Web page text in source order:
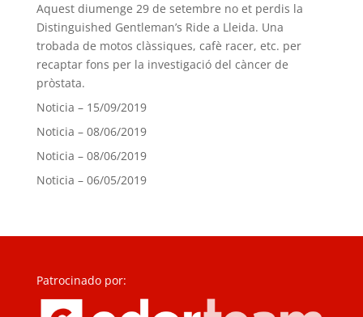
Aquest diumenge 29 de setembre no et perdis la
Distinguished Gentleman’s Ride a Lleida. Una
trobada de motos clàssiques, cafè racer, etc. per
recaptar fons per la investigació del càncer de
pròstata.
Noticia – 15/09/2019
Noticia – 08/06/2019
Noticia – 08/06/2019
Noticia – 06/05/2019
Patrocinado por: